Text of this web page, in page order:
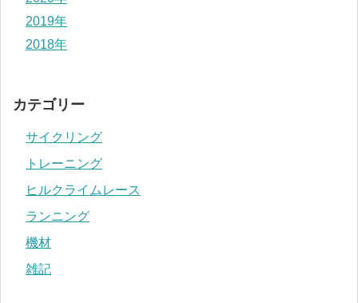
2019年
2018年
カテゴリー
サイクリング
トレーニング
ヒルクライムレース
ランニング
機材
雑記